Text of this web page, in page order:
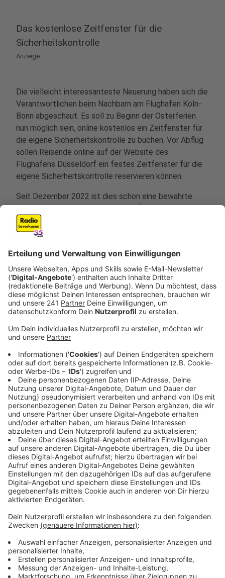
Das kostenlose Zeitfenster für die
Sicherheitskontrolle
Anzeige
Die vielleicht interessanteste Neuerung haben sich die
Verantwortlichen beim Nachbarn am Flughafen Köln-
Bonn abgeschaut. Es soll zu Beginn der Osterferien
nun möglich sein, online kostenlos ein Zeitfenster für
die eigene Sicherheitskontrolle zu buchen. Vor Abflug
sollen Reisende online auf der Website des
Flughafens Düsseldorf ein festes Zeitfenster für die
eigene Sicherheitskontrolle reservieren können.
Seit Dezember 2022 ist dies schon eine bewährte
Maßnahme am Köln-Bonner Flughafen, wie Lukas
Weinberger erklärt: "Der Service-Gateway ist am Köln-
Bonn-Airport bereits Anfang Dezember eingeführt
die Osterferien wird es für unsere Fluggäste natürlich
möglich sein, Slots für die Sicherheitskontrolle über
den Service zu buchen", sagt der Pressesprecher.
Dieses System soll dann auch Anfang April für den
Düsseldorfer Flugverkehr stehen.
Anzeige
Weitere Maßnahmen
Anzeige
Dass damit alle Warteschlangen sich in Luft auflösen,
ist natürlich nicht gegeben. Weshalb in Düsseldorf
noch folgende Maßnahmen eingeführt wurden:
Neue Priority Lane
Mehr Personal an den jeweiligen
Sicherheitskontrollen
Verstärkung an den Fluggastkontrollen durch
den Flughafen.
Anzeige
Änderungen bei der Gepäckabgabe
Anzeige